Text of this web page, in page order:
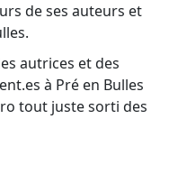
de ses auteurs et
autrices et des
à Pré en Bulles
tout juste sorti des